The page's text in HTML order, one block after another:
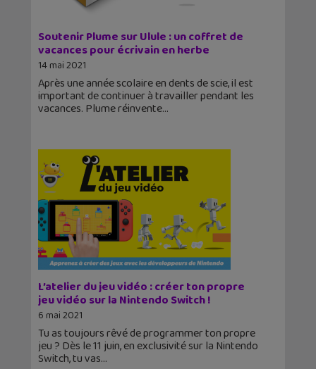
Soutenir Plume sur Ulule : un coffret de
vacances pour écrivain en herbe
14 mai 2021
Après une année scolaire en dents de scie, il est
important de continuer à travailler pendant les
vacances. Plume réinvente
L’atelier du jeu vidéo : créer ton propre
jeu vidéo sur la Nintendo Switch !
6 mai 2021
Tu as toujours rêvé de programmer ton propre
jeu ? Dès le 11 juin, en exclusivité sur la Nintendo
Switch, tu vas